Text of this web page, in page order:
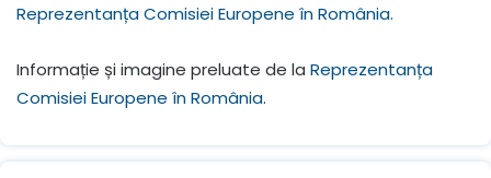
Reprezentanța Comisiei Europene în România.
Informație și imagine preluate de la Reprezentanța
Comisiei Europene în România.